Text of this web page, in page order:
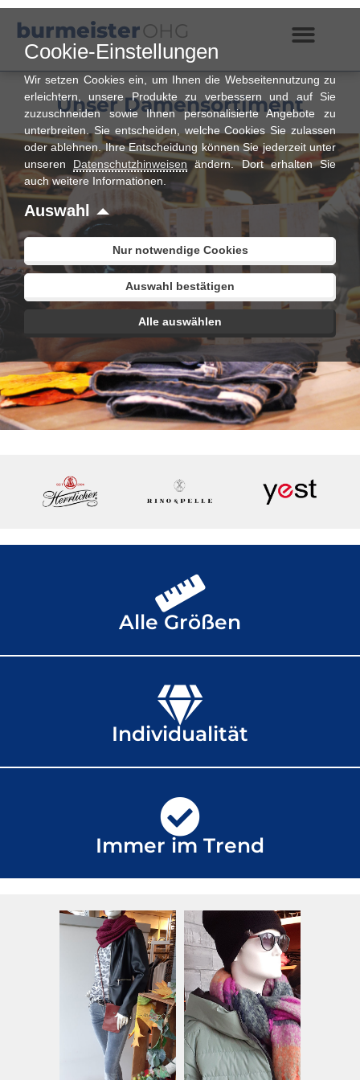
Zum
Inhalt
springen
burmeisterOHG
Unser Damensortiment
Alle Größen
Individualität
Immer im Trend
Cookie-Einstellungen
Wir setzen Cookies ein, um Ihnen die Webseitennutzung zu
erleichtern, unsere Produkte zu verbessern und auf Sie
zuzuschneiden sowie Ihnen personalisierte Angebote zu
unterbreiten. Sie entscheiden, welche Cookies Sie zulassen
oder ablehnen. Ihre Entscheidung können Sie jederzeit unter
unseren Datenschutzhinweisenändern. Dort erhalten Sie
auch weitere Informationen.
Auswahl
Nur notwendige Cookies
Auswahl bestätigen
Alle auswählen